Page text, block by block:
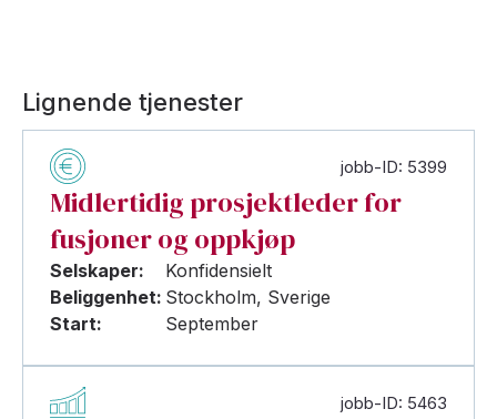
Lignende tjenester
jobb-ID: 5399
Midlertidig prosjektleder for
fusjoner og oppkjøp
Selskaper:
Konfidensielt
Beliggenhet: Stockholm, Sverige
Start:
September
jobb-ID: 5463